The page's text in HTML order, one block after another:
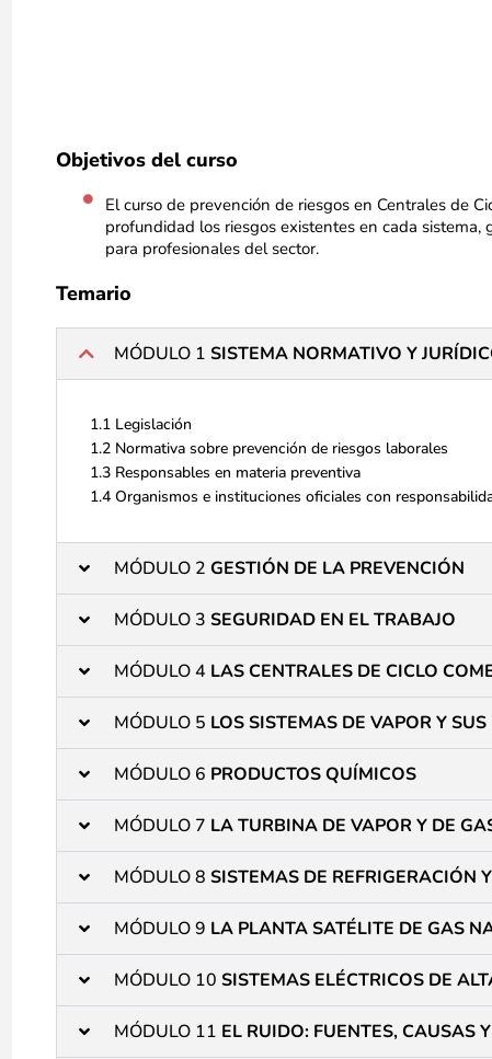
Objetivos del curso
El curso de prevención de riesgos en Centrales de
profundidad los riesgos existentes en cada
para profesionales del sector.
Temario
MÓDULO 1 SISTEMA NORMATIVO Y
1.1 Legislación
1.2 Normativa sobre prevención de riesgos laborales
1.3 Responsables en materia preventiva
1.4 Organismos e instituciones oficiales con
MÓDULO 2 GESTIÓN DE LA PREVENCIÓN
MÓDULO 3 SEGURIDAD EN EL TRABAJO
MÓDULO 4 LAS CENTRALES DE CICLO
MÓDULO 5 LOS SISTEMAS DE VAPOR Y SUS
MÓDULO 6 PRODUCTOS QUÍMICOS
MÓDULO 7 LA TURBINA DE VAPOR Y DE
MÓDULO 8 SISTEMAS DE REFRIGERACIÓN
MÓDULO 9 LA PLANTA SATÉLITE DE GAS
MÓDULO 10 SISTEMAS ELÉCTRICOS DE
MÓDULO 11 EL RUIDO: FUENTES, CAUSAS